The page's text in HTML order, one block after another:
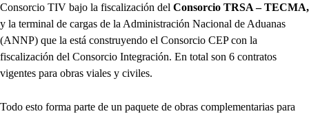
Consorcio TIV bajo la fiscalización del Consorcio TRSA – TECMA,
y la terminal de cargas de la Administración Nacional de Aduanas
(ANNP) que la está construyendo el Consorcio CEP con la
fiscalización del Consorcio Integración. En total son 6 contratos
vigentes para obras viales y civiles.
Todo esto forma parte de un paquete de obras complementarias para